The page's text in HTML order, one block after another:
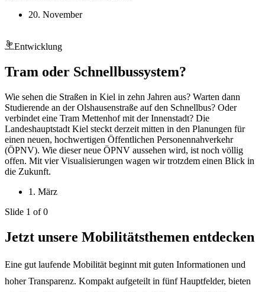
20. November
Entwicklung
Tram oder Schnellbussystem?
Wie sehen die Straßen in Kiel in zehn Jahren aus? Warten dann
Studierende an der Olshausenstraße auf den Schnellbus? Oder
verbindet eine Tram Mettenhof mit der Innenstadt? Die
Landeshauptstadt Kiel steckt derzeit mitten in den Planungen für
einen neuen, hochwertigen Öffentlichen Personennahverkehr
(ÖPNV). Wie dieser neue ÖPNV aussehen wird, ist noch völlig
offen. Mit vier Visualisierungen wagen wir trotzdem einen Blick in
die Zukunft.
1. März
Slide 1 of 0
Jetzt unsere Mobilitätsthemen entdecken
Eine gut laufende Mobilität beginnt mit guten Informationen und
hoher Transparenz. Kompakt aufgeteilt in fünf Hauptfelder, bieten